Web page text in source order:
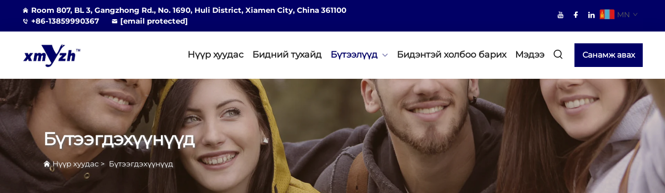
Room 807, BL 3, Gangzhong Rd., No. 1690, Huli District, Xiamen City, China 361100
+86-13859990367
[email protected]
MN
Нүүр хуудас Бидний тухайд Бүтээлүүд Бидэнтэй холбоо барих Мэдээ Санамж авах
Бүтээгдэхүүнүүд
Нүүр хуудас > Бүтээгдэхүүнүүд